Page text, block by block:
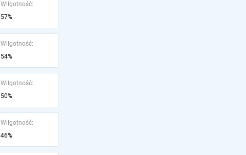
Wilgotność:
57%
Wilgotność:
54%
Wilgotność:
50%
Wilgotność:
46%